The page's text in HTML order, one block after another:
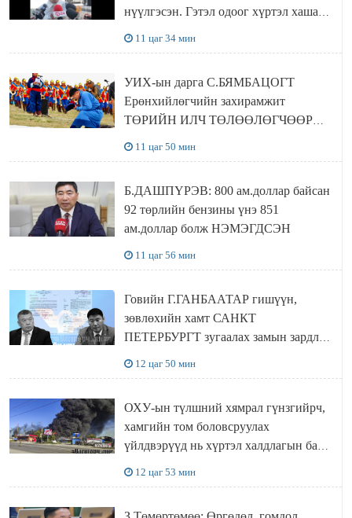
нүүлгэсэн. Гэтэл одоог хүртэл хашаа
11 цаг 34 мин
УИХ-ын дарга С.БЯМБАЦОГТ
Ерөнхийлөгчийн захирамжит
ТӨРИЙН ИЛЧ ТӨЛӨӨЛӨГЧӨӨР
11 цаг 50 мин
Б.ДАШПҮРЭВ: 800 ам.доллар байсан
92 төрлийн бензины үнэ 851
ам.доллар болж НЭМЭГДСЭН
11 цаг 56 мин
Говийн Г.ГАНБААТАР гишүүн,
зөвлөхийн хамт САНКТ
ПЕТЕРБУРГТ зугаалах замын зардлаа
12 цаг 50 мин
ОХУ-ын түлшний хямрал гүнзгийрч,
хамгийн том боловсруулах
үйлдвэрүүд нь хүртэл халдлагын бай
12 цаг 53 мин